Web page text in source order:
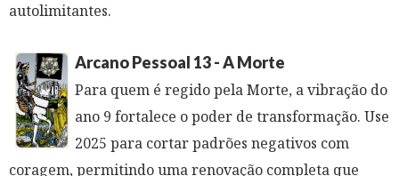
autolimitantes.
Arcano Pessoal 13 - A Morte
Para quem é regido pela Morte, a vibração do
ano 9 fortalece o poder de transformação. Use
2025 para cortar padrões negativos com
coragem, permitindo uma renovação completa que